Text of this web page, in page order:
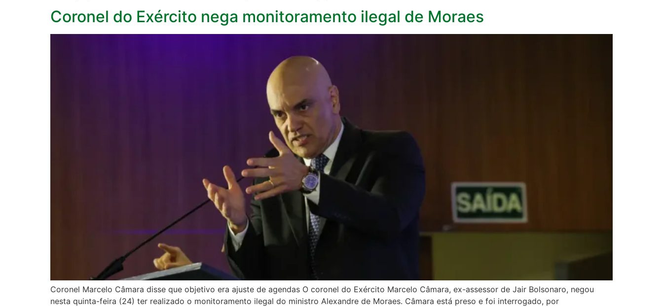
Coronel do Exército nega monitoramento ilegal de Moraes
Coronel Marcelo Câmara disse que objetivo era ajuste de agendas O coronel do Exército Marcelo Câmara, ex-assessor de Jair Bolsonaro, negou
nesta quinta-feira (24) ter realizado o monitoramento ilegal do ministro Alexandre de Moraes. Câmara está preso e foi interrogado, por